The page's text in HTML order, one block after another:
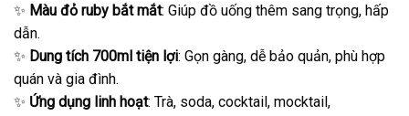
✨ Màu đỏ ruby bắt mắt: Giúp đồ uống thêm sang trọng, hấp
dẫn.
✨ Dung tích 700ml tiện lợi: Gọn gàng, dễ bảo quản, phù hợp
quán và gia đình.
✨ Ứng dụng linh hoạt: Trà, soda, cocktail, mocktail,